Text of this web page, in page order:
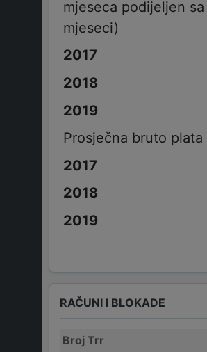
mjeseca podijeljen
mjeseci)
Prosječna bruto
RAČUNI I BLOKADE
Broj Trr